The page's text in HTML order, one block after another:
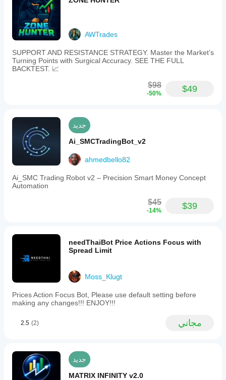
Windows
وMac.
كبير.
تشغيل
cBot
بمعلماته
الافتراضية
استخدام
ملف
التحسين
هل
سيُظهر
cBot
نفس
على
كل
على
الوسيط
والفروقات
وجودة
اختبار
البوت في
في
AWTrades
SUPPORT AND RESISTANCE STRATEGY. Master the Market’s
Turning Points with Surgical Accuracy. SEE THE FULL
BACKTEST. 📈
$98
-50% $49
جديد
Ai_SMCTradingBot_v2
ahmedbello82
Ai_SMC Trading Robot v2 – Precision Smart Money Concept
Automation
$45
-14% $39
needThaiBot Price Actions Focus with
Spread Limit
Moss_Klugt
Prices Action Focus Bot, Please use default setting before
making any changes!!! ENJOY!!!
2.5 (2) مجاني
جديد
MATRIX INFINITY v2.0